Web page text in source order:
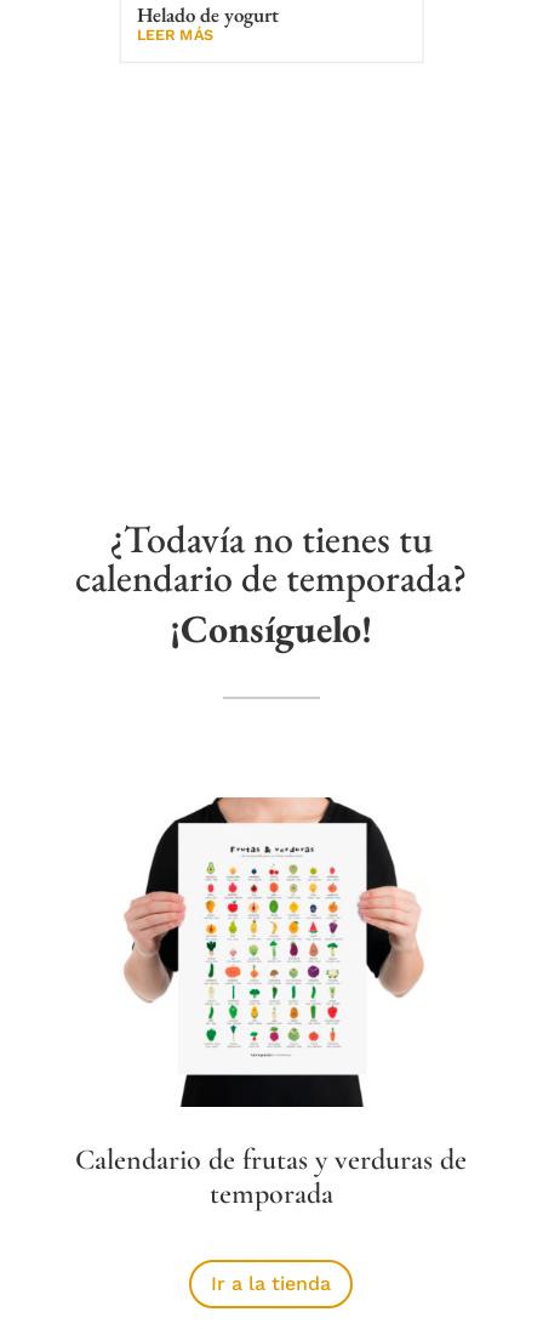
Helado de yogurt
LEER MÁS
¿Todavía no tienes tu
calendario de temporada?
¡Consíguelo!
Calendario de frutas y verduras de
temporada
Ir a la tienda